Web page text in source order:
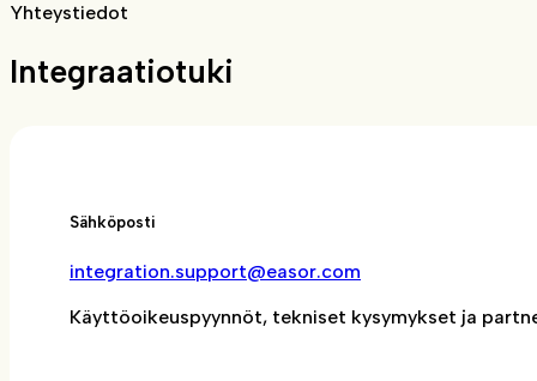
Yhteystiedot
Integraatiotuki
Sähköposti
integration.support@easor.com
Käyttöoikeuspyynnöt, tekniset kysymykset ja